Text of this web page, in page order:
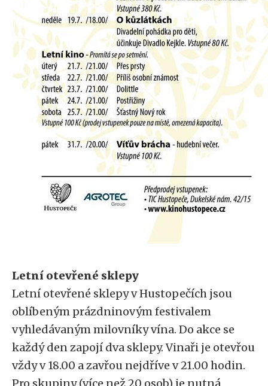
Letní otevřené sklepy
Letní otevřené sklepy v Hustopečích jsou
oblíbeným prázdninovým festivalem
vyhledávaným milovníky vína. Do akce se
každý den zapojí dva sklepy. Vinaři je otevřou
vždy v 18.00 a zavřou nejdříve v 21.00 hodin.